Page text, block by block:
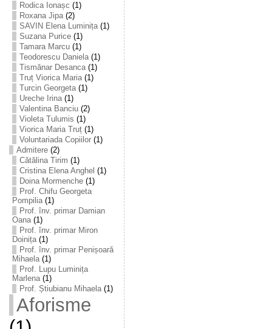
Rodica Ionașc (1)
Roxana Jipa(2)
SAVIN Elena Luminița(1)
Suzana Purice(1)
Tamara Marcu(1)
Teodorescu Daniela(1)
Tismănar Desanca(1)
Truț Viorica Maria(1)
Turcin Georgeta(1)
Ureche Irina(1)
Valentina Banciu(2)
Violeta Tulumis (1)
Viorica Maria Truț(1)
Voluntariada Copiilor(1)
Admitere(2)
Cătălina Tirim (1)
Cristina Elena Anghel (1)
Doina Mormenche(1)
Prof. Chifu Georgeta
Pompilia(1)
Prof. înv. primar Damian
Oana(1)
Prof. înv. primar Miron
Doinița(1)
Prof. înv. primar Penișoară
Mihaela(1)
Prof. Lupu Luminița
Marlena(1)
Prof. Știubianu Mihaela(1)
Aforisme